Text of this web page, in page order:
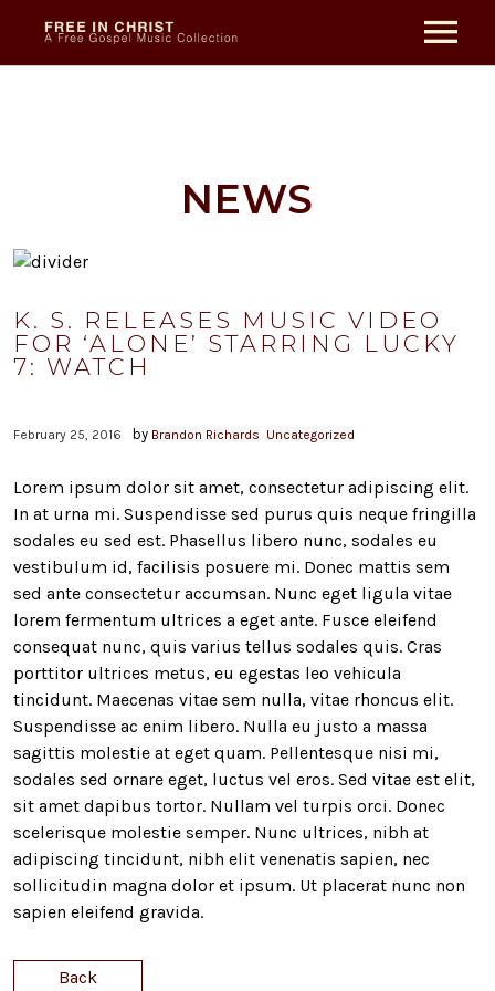
CONTACT
NEWS
K. S. RELEASES MUSIC VIDEO
FOR ‘ALONE’ STARRING LUCKY
7: WATCH
February 25, 2016 by Brandon Richards Uncategorized
Lorem ipsum dolor sit amet, consectetur adipiscing elit.
In at urna mi. Suspendisse sed purus quis neque fringilla
sodales eu sed est. Phasellus libero nunc, sodales eu
vestibulum id, facilisis posuere mi. Donec mattis sem
sed ante consectetur accumsan. Nunc eget ligula vitae
lorem fermentum ultrices a eget ante. Fusce eleifend
consequat nunc, quis varius tellus sodales quis. Cras
porttitor ultrices metus, eu egestas leo vehicula
tincidunt. Maecenas vitae sem nulla, vitae rhoncus elit.
Suspendisse ac enim libero. Nulla eu justo a massa
sagittis molestie at eget quam. Pellentesque nisi mi,
sodales sed ornare eget, luctus vel eros. Sed vitae est elit,
sit amet dapibus tortor. Nullam vel turpis orci. Donec
scelerisque molestie semper. Nunc ultrices, nibh at
adipiscing tincidunt, nibh elit venenatis sapien, nec
sollicitudin magna dolor et ipsum. Ut placerat nunc non
sapien eleifend gravida.
Back